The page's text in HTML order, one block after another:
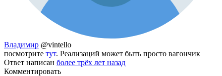
Владимир @vintello
посмотрите тут. Реализаций может быть просто вагончик
Ответ написан более трёх лет назад
Комментировать